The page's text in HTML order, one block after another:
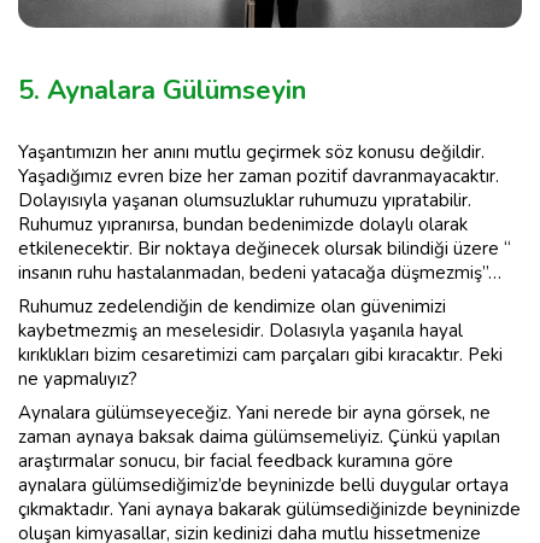
5. Aynalara Gülümseyin
Yaşantımızın her anını mutlu geçirmek söz konusu değildir.
Yaşadığımız evren bize her zaman pozitif davranmayacaktır.
Dolayısıyla yaşanan olumsuzluklar ruhumuzu yıpratabilir.
Ruhumuz yıpranırsa, bundan bedenimizde dolaylı olarak
etkilenecektir. Bir noktaya değinecek olursak bilindiği üzere “
insanın ruhu hastalanmadan, bedeni yatacağa düşmezmiş”…
Ruhumuz zedelendiğin de kendimize olan güvenimizi
kaybetmezmiş an meselesidir. Dolasıyla yaşanıla hayal
kırıklıkları bizim cesaretimizi cam parçaları gibi kıracaktır. Peki
ne yapmalıyız?
Aynalara gülümseyeceğiz. Yani nerede bir ayna görsek, ne
zaman aynaya baksak daima gülümsemeliyiz. Çünkü yapılan
araştırmalar sonucu, bir facial feedback kuramına göre
aynalara gülümsediğimiz’de beyninizde belli duygular ortaya
çıkmaktadır. Yani aynaya bakarak gülümsediğinizde beyninizde
oluşan kimyasallar, sizin kedinizi daha mutlu hissetmenize